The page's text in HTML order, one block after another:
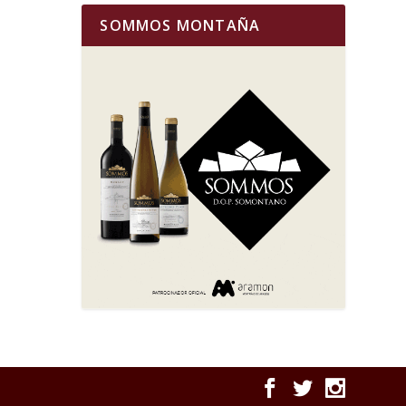
SOMMOS MONTAÑA